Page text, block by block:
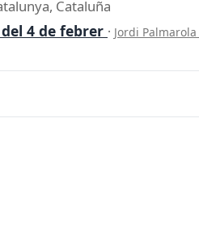
Cataluña
4 de febrer · Jordi Palmarola